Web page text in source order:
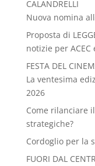
CALANDRELLI
Nuova nomina
Proposta di
notizie per ACEC
FESTA DEL
La ventesima
2026
Come rilanciare
strategiche?
Cordoglio per la
FUORI DAL